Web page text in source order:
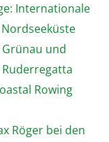
Internationale
und
Rowing
Röger bei den